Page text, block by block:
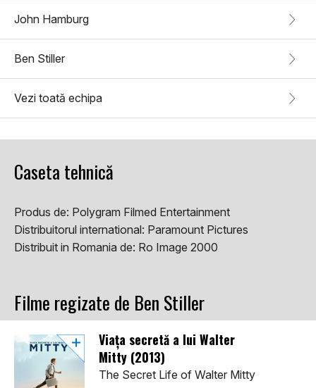
John Hamburg
Ben Stiller
Vezi toată echipa
Caseta tehnică
Produs de: Polygram Filmed Entertainment
Distribuitorul international: Paramount Pictures
Distribuit in Romania de: Ro Image 2000
Filme regizate de Ben Stiller
Viața secretă a lui Walter
Mitty (2013)
The Secret Life of Walter Mitty